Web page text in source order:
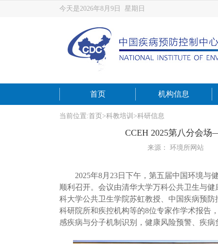
今天是2026年8月9日 星期日
首页 机构信息
当前位置:首页 >科教培训 >科研信息
CCEH 2025第八分会
来源： 环境所网站
2025年8月23日下午，第五届中国环境与
顺利召开。会议由清华大学万科公共卫生与
科大学公共卫生学院苏虹教授、中国疾病预
科研院所和疾控机构等的8位专家作学术报告
感疾病与分子机制识别，健康风险预警、疾